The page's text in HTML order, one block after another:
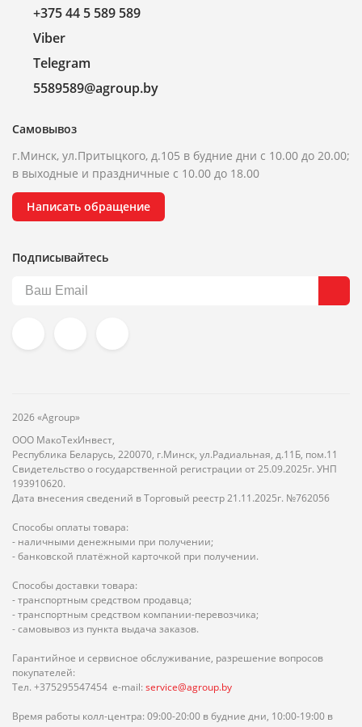
+375 44 5 589 589
Viber
Telegram
5589589@agroup.by
Самовывоз
г.Минск, ул.Притыцкого, д.105 в будние дни с 10.00 до 20.00;
в выходные и праздничные с 10.00 до 18.00
Написать обращение
Подписывайтесь
2026 «Agroup»
ООО МакоТехИнвест,
Республика Беларусь, 220070, г.Минск, ул.Радиальная, д.11Б, пом.11
Свидетельство о государственной регистрации от 25.09.2025г. УНП
193910620.
Дата внесения сведений в Торговый реестр 21.11.2025г. №762056
Способы оплаты товара:
- наличными денежными при получении;
- банковской платёжной карточкой при получении.
Способы доставки товара:
- транспортным средством продавца;
- транспортным средством компании-перевозчика;
- самовывоз из пункта выдача заказов.
Гарантийное и сервисное обслуживание, разрешение вопросов
покупателей:
Тел. +375295547454 e-mail: service@agroup.by
Время работы колл-центра: 09:00-20:00 в будние дни, 10:00-19:00 в